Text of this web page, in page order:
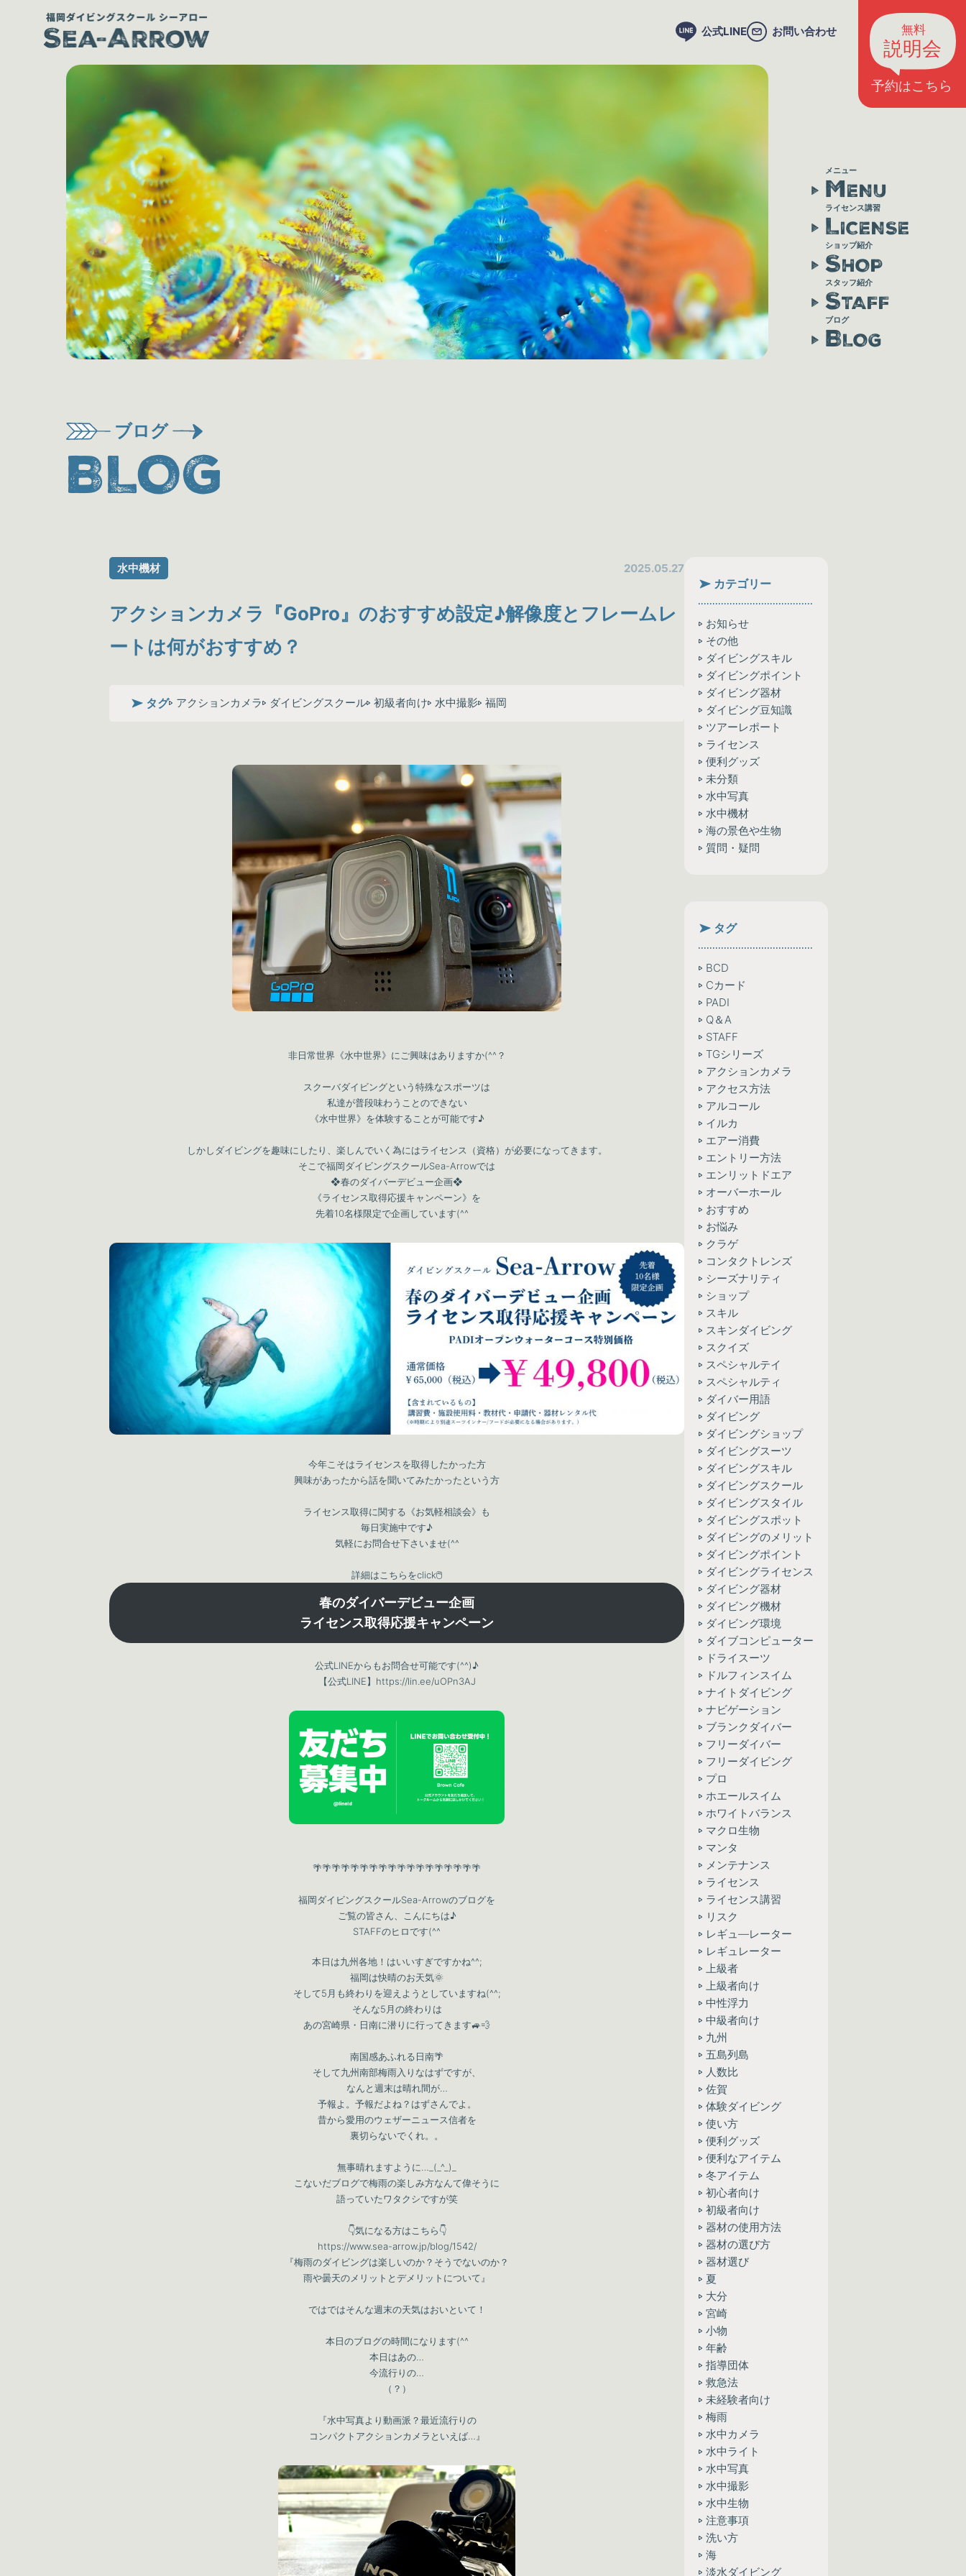
公式LINE お問い合わせ
メニュー
MENU
ライセンス講習
LICENSE
ショップ紹介
SHOP
スタッフ紹介
STAFF
ブログ
BLOG
ブログ
BLOG
水中機材 2025.05.27
アクションカメラ『GoPro』のおすすめ設定♪解像度とフレームレ
ートは何がおすすめ？
タグ アクションカメラ ダイビングスクール 初級者向け 水中撮影 福岡
非日常世界《水中世界》にご興味はありますか(^^？
スクーバダイビングという特殊なスポーツは
私達が普段味わうことのできない
《水中世界》を体験することが可能です♪
しかしダイビングを趣味にしたり、楽しんでいく為にはライセンス（資格）が必要になってきます。
そこで福岡ダイビングスクールSea-Arrowでは
❖春のダイバーデビュー企画❖
《ライセンス取得応援キャンペーン》を
先着10名様限定で企画しています(^^ゞ
今年こそはライセンスを取得したかった方
興味があったから話を聞いてみたかったという方
ライセンス取得に関する《お気軽相談会》も
毎日実施中です♪
気軽にお問合せ下さいませ(^^
詳細はこちらをclick🖱
春のダイバーデビュー企画
ライセンス取得応援キャンペーン
公式LINEからもお問合せ可能です(^^)♪
【公式LINE】 https://lin.ee/uOPn3AJ
🌴🌴🌴🌴🌴🌴🌴🌴🌴🌴🌴🌴🌴🌴🌴🌴🌴🌴
福岡ダイビングスクールSea-Arrowのブログを
ご覧の皆さん、こんにちは♪
STAFFのヒロです(^^
本日は九州各地！はいいすぎですかね^^;
福岡は快晴のお天気🌞
そして5月も終わりを迎えようとしていますね(^^;
そんな5月の終わりは
あの宮崎県・日南に潜りに行ってきます🚙💨
南国感あふれる日南🌴
そして九州南部梅雨入りなはずですが、
なんと週末は晴れ間が…
予報よ。予報だよね？はずさんでよ。
昔から愛用のウェザーニュース信者を
裏切らないでくれ。。
無事晴れますように…_(_^_)_
こないだブログで梅雨の楽しみ方なんて偉そうに
語っていたワタクシですが笑
👇気になる方はこちら👇
https://www.sea-arrow.jp/blog/1542/
『梅雨のダイビングは楽しいのか？そうでないのか？
雨や曇天のメリットとデメリットについて』
ではではそんな週末の天気はおいといて！
本日のブログの時間になります(^^
本日はあの…
今流行りの…
（？）
『水中写真より動画派？最近流行りの
コンパクトアクションカメラといえば…』
カテゴリー
お知らせ
その他
ダイビングスキル
ダイビングポイント
ダイビング器材
ダイビング豆知識
ツアーレポート
ライセンス
便利グッズ
未分類
水中写真
水中機材
海の景色や生物
質問・疑問
タグ
BCD
Cカード
PADI
Q＆A
STAFF
TGシリーズ
アクションカメラ
アクセス方法
アルコール
イルカ
エアー消費
エントリー方法
エンリットドエア
オーバーホール
おすすめ
お悩み
クラゲ
コンタクトレンズ
シーズナリティ
ショップ
スキル
スキンダイビング
スクイズ
スペシャルテイ
スペシャルティ
ダイバー用語
ダイビング
ダイビングショップ
ダイビングスーツ
ダイビングスキル
ダイビングスクール
ダイビングスタイル
ダイビングスポット
ダイビングのメリット
ダイビングポイント
ダイビングライセンス
ダイビング器材
ダイビング機材
ダイビング環境
ダイブコンピューター
ドライスーツ
ドルフィンスイム
ナイトダイビング
ナビゲーション
ブランクダイバー
フリーダイバー
フリーダイビング
プロ
ホエールスイム
ホワイトバランス
マクロ生物
マンタ
メンテナンス
ライセンス
ライセンス講習
リスク
レギュ―レーター
レギュレーター
上級者
上級者向け
中性浮力
中級者向け
九州
五島列島
人数比
佐賀
体験ダイビング
使い方
便利グッズ
便利なアイテム
冬アイテム
初心者向け
初級者向け
器材の使用方法
器材の選び方
器材選び
夏
大分
宮崎
小物
年齢
指導団体
救急法
未経験者向け
梅雨
水中カメラ
水中ライト
水中写真
水中撮影
水中生物
注意事項
洗い方
海
淡水ダイビング